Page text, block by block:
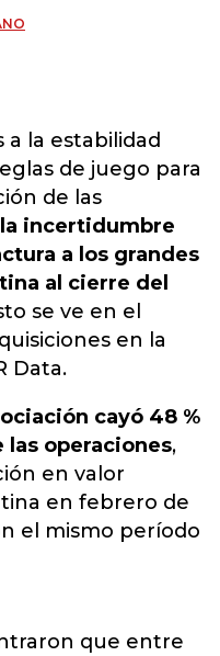
a la estabilidad
de juego para
de las
la incertidumbre
a los grandes
al cierre del
se ve en el
en la
Data.
cayó 48 %
las operaciones,
en valor
en febrero de
el mismo período
que entre